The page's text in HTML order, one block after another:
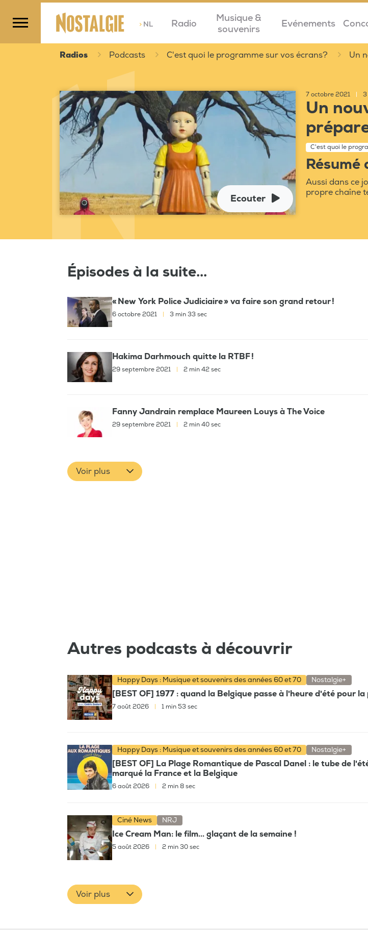
>NL Radio
Musique &
souvenirs
Evénements
Radios Podcasts C'est quoi le programme sur vos écrans? Un
Ecouter
7 octobre 2021 3
Un
C'est quoi le
Résumé
Aussi dans ce
propre chaîne
Épisodes à la suite...
« New York Police Judiciaire » va faire son grand retour !
6 octobre 2021 3 min 33 sec
Hakima Darhmouch quitte la RTBF !
29 septembre 2021 2 min 42 sec
Fanny Jandrain remplace Maureen Louys à The Voice
29 septembre 2021 2 min 40 sec
Voir plus
Autres podcasts à découvrir
Happy Days : Musique et souvenirs des années 60 et 70 Nostalgie+
[BEST OF] 1977 : quand la Belgique passe à l'heure d'été pour
7 août 2026 1 min 53 sec
Happy Days : Musique et souvenirs des années 60 et 70 Nostalgie+
[BEST OF] La Plage Romantique de Pascal Danel : le tube de
marqué la France et la Belgique
6 août 2026 2 min 8 sec
Ciné News NRJ
Ice Cream Man: le film... glaçant de la semaine !
5 août 2026 | 2 min 30 sec
Voir plus